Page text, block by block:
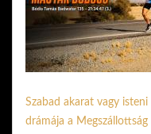
Szabad akarat vagy
drámája a